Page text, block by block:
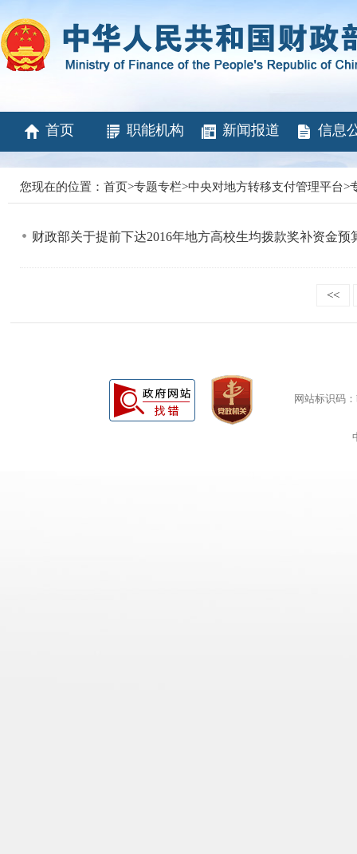
首页 职能机构 新闻报道 信息
您现在的位置： 首页>专题专栏>中央对地方转移支付管理平台>
财政部关于提前下达2016年地方高校生均拨款奖补资金
<<
网站标识码